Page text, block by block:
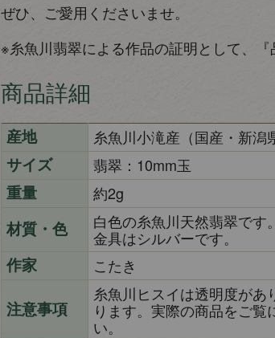
ぜひ、ご愛用くださいませ。
※糸魚川翡翠による作品の証明として、
商品詳細
産地 糸魚川小滝産（国産・新潟
サイズ 翡翠：10mm玉
重量 約2g
材質・色
白色の糸魚川天然翡翠です。
金具はシルバーです。
作家 こたき
注意事項
糸魚川ヒスイは透明度が
ります。実際の商品をご
い。